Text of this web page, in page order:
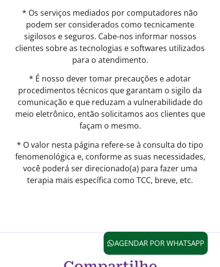
* Os serviços mediados por computadores não
podem ser considerados como tecnicamente
sigilosos e seguros. Cabe-nos informar nossos
clientes sobre as tecnologias e softwares utilizados
para o atendimento.
* É nosso dever tomar precauções e adotar
procedimentos técnicos que garantam o sigilo da
comunicação e que reduzam a vulnerabilidade do
meio eletrônico, então solicitamos aos clientes que
façam o mesmo.
* O valor nesta página refere-se à consulta do tipo
fenomenológica e, conforme as suas necessidades,
você poderá ser direcionado(a) para fazer uma
terapia mais específica como TCC, breve, etc.
AGENDAR POR WHATSAPP